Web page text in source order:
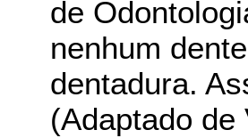
de
nenhum
dentadura.
(Adaptado de